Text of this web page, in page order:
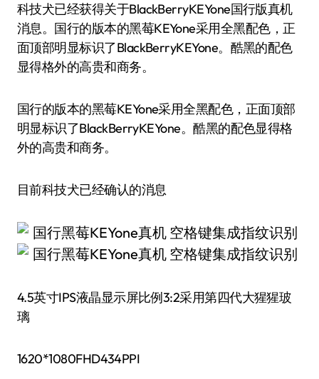
科技犬已经获得关于BlackBerryKEYone国行版真机
消息。国行的版本的黑莓KEYone采用全黑配色，正
面顶部明显标识了BlackBerryKEYone。酷黑的配色
显得格外的高贵和商务。
国行的版本的黑莓KEYone采用全黑配色，正面顶部
明显标识了BlackBerryKEYone。酷黑的配色显得格
外的高贵和商务。
目前科技犬已经确认的消息
4.5英寸IPS液晶显示屏比例3:2采用第四代大猩猩玻
璃
1620*1080FHD434PPI